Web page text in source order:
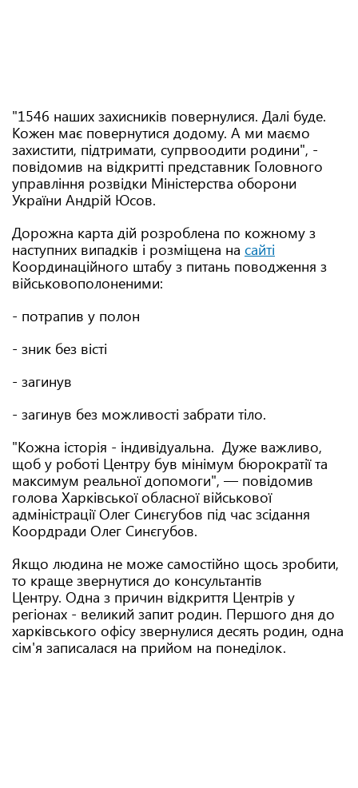
"1546 наших захисників повернулися. Далі буде.
Кожен має повернутися додому. А ми маємо
захистити, підтримати, супрвоодити родини", -
повідомив на відкритті представник Головного
управління розвідки Міністерства оборони
України Андрій Юсов.
Дорожна карта дій розроблена по кожному з
наступних випадків і розміщена на сайті
Координаційного штабу з питань поводження з
військовополоненими:
- потрапив у полон
- зник без вісті
- загинув
- загинув без можливості забрати тіло.
"Кожна історія - індивідуальна. Дуже важливо,
щоб у роботі Центру був мінімум бюрократії та
максимум реальної допомоги", — повідомив
голова Харківської обласної військової
адміністрації Олег Синєгубов під час зсідання
Коордради Олег Синєгубов.
Якщо людина не може самостійно щось зробити,
то краще звернутися до консультантів
Центру. Одна з причин відкриття Центрів у
регіонах - великий запит родин. Першого дня до
харківського офісу звернулися десять родин, одна
сім'я записалася на прийом на понеділок.